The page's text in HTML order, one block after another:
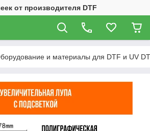
от производителя DTF
и материалы для DTF и UV